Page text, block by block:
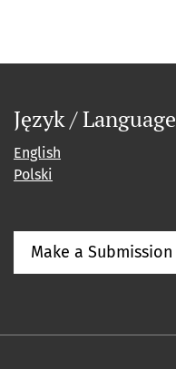
Język / Language
English
Polski
Make a Submission